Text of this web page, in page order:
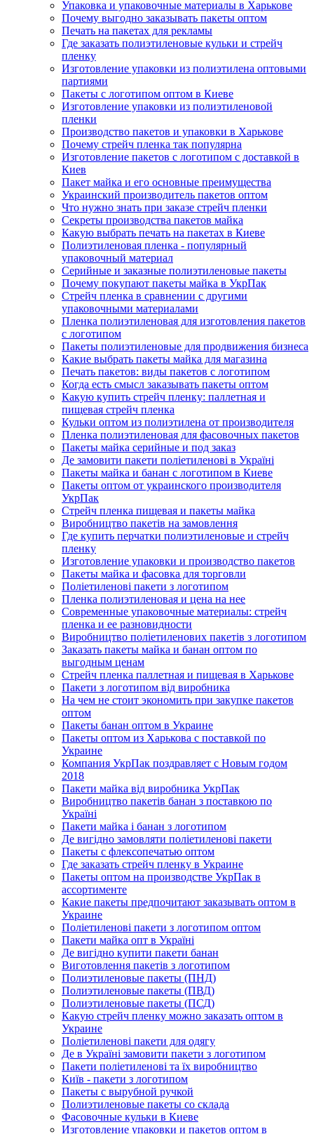
Упаковка и упаковочные материалы в Харькове
Почему выгодно заказывать пакеты оптом
Печать на пакетах для рекламы
Где заказать полиэтиленовые кульки и стрейч
пленку
Изготовление упаковки из полиэтилена оптовыми
партиями
Пакеты с логотипом оптом в Киеве
Изготовление упаковки из полиэтиленовой
пленки
Производство пакетов и упаковки в Харькове
Почему стрейч пленка так популярна
Изготовление пакетов с логотипом с доставкой в
Киев
Пакет майка и его основные преимущества
Украинский производитель пакетов оптом
Что нужно знать при заказе стрейч пленки
Секреты производства пакетов майка
Какую выбрать печать на пакетах в Киеве
Полиэтиленовая пленка - популярный
упаковочный материал
Серийные и заказные полиэтиленовые пакеты
Почему покупают пакеты майка в УкрПак
Стрейч пленка в сравнении с другими
упаковочными материалами
Пленка полиэтиленовая для изготовления пакетов
с логотипом
Пакеты полиэтиленовые для продвижения бизнеса
Какие выбрать пакеты майка для магазина
Печать пакетов: виды пакетов с логотипом
Когда есть смысл заказывать пакеты оптом
Какую купить стрейч пленку: паллетная и
пищевая стрейч пленка
Кульки оптом из полиэтилена от производителя
Пленка полиэтиленовая для фасовочных пакетов
Пакеты майка серийные и под заказ
Де замовити пакети поліетиленові в Україні
Пакеты майка и банан с логотипом в Киеве
Пакеты оптом от украинского производителя
УкрПак
Стрейч пленка пищевая и пакеты майка
Виробництво пакетів на замовлення
Где купить перчатки полиэтиленовые и стрейч
пленку
Изготовление упаковки и производство пакетов
Пакеты майка и фасовка для торговли
Поліетиленові пакети з логотипом
Пленка полиэтиленовая и цена на нее
Современные упаковочные материалы: стрейч
пленка и ее разновидности
Виробництво поліетиленових пакетів з логотипом
Заказать пакеты майка и банан оптом по
выгодным ценам
Стрейч пленка паллетная и пищевая в Харькове
Пакети з логотипом від виробника
На чем не стоит экономить при закупке пакетов
оптом
Пакеты банан оптом в Украине
Пакеты оптом из Харькова с поставкой по
Украине
Компания УкрПак поздравляет с Новым годом
2018
Пакети майка від виробника УкрПак
Виробництво пакетів банан з поставкою по
Україні
Пакети майка і банан з логотипом
Де вигідно замовляти поліетиленові пакети
Пакеты с флексопечатью оптом
Где заказать стрейч пленку в Украине
Пакеты оптом на производстве УкрПак в
ассортименте
Какие пакеты предпочитают заказывать оптом в
Украине
Поліетиленові пакети з логотипом оптом
Пакети майка опт в Україні
Де вигідно купити пакети банан
Виготовлення пакетів з логотипом
Полиэтиленовые пакеты (ПНД)
Полиэтиленовые пакеты (ПВД)
Полиэтиленовые пакеты (ПСД)
Какую стрейч пленку можно заказать оптом в
Украине
Поліетиленові пакети для одягу
Де в Україні замовити пакети з логотипом
Пакети поліетиленові та їх виробництво
Київ - пакети з логотипом
Пакеты с вырубной ручкой
Полиэтиленовые пакеты со склада
Фасовочные кульки в Киеве
Изготовление упаковки и пакетов оптом в